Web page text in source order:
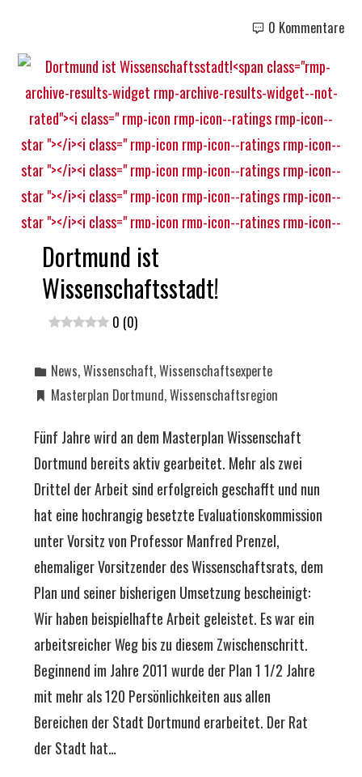
0 Kommentare
Dortmund ist
Wissenschaftsstadt!
0 (0)
News,Wissenschaft,Wissenschaftsexperte
Masterplan Dortmund,Wissenschaftsregion
Fünf Jahre wird an dem Masterplan Wissenschaft
Dortmund bereits aktiv gearbeitet. Mehr als zwei
Drittel der Arbeit sind erfolgreich geschafft und nun
hat eine hochrangig besetzte Evaluationskommission
unter Vorsitz von Professor Manfred Prenzel,
ehemaliger Vorsitzender des Wissenschaftsrats, dem
Plan und seiner bisherigen Umsetzung bescheinigt:
Wir haben beispielhafte Arbeit geleistet. Es war ein
arbeitsreicher Weg bis zu diesem Zwischenschritt.
Beginnend im Jahre 2011 wurde der Plan 1 1/2 Jahre
mit mehr als 120 Persönlichkeiten aus allen
Bereichen der Stadt Dortmund erarbeitet. Der Rat
der Stadt hat…